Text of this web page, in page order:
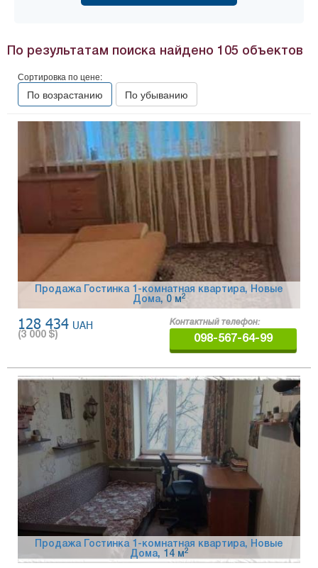
По результатам поиска найдено 105 объектов
Сортировка по цене:
По возрастанию По убыванию
Продажа Гостинка 1-комнатная квартира, Новые
Дома, 0 м 2
128 434 UAH
(3 000 $)
Контактный телефон:
098-567-64-99
Продажа Гостинка 1-комнатная квартира, Новые
Дома, 14 м2